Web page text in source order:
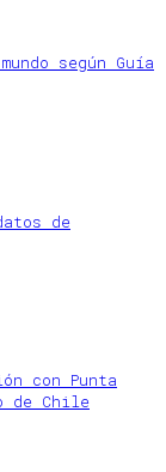
según Guía
de
con Punta
de Chile